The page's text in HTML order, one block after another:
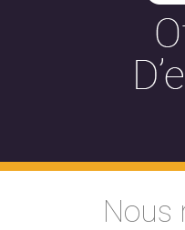
Nous